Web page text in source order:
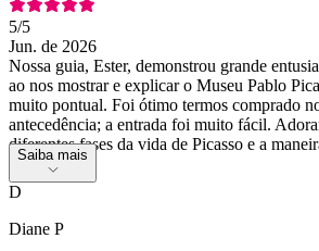
5/5
Jun. de 2026
Nossa guia, Ester, demonstrou grande
ao nos mostrar e explicar o Museu Pablo
muito pontual. Foi ótimo termos comprado
antecedência; a entrada foi muito fácil.
diferentes fases da vida de Picasso e a
Saiba mais
D
Diane P